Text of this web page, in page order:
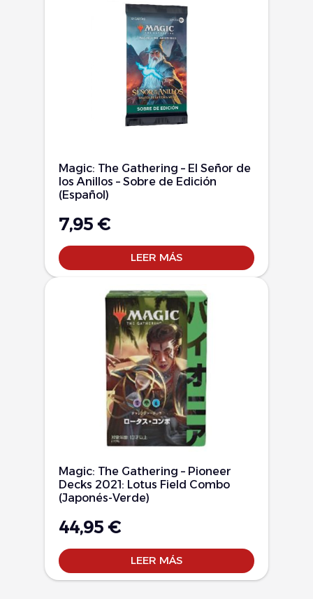
Magic: The Gathering – El Señor de
los Anillos – Sobre de Edición
(Español)
7,95 €
LEER MÁS
Magic: The Gathering – Pioneer
Decks 2021: Lotus Field Combo
(Japonés-Verde)
44,95 €
LEER MÁS